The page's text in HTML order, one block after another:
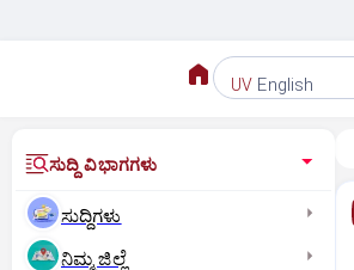
UV English
ಸುದ್ದಿ ವಿಭಾಗಗಳು
ಸುದ್ದಿಗಳು
ನಿಮ್ಮ ಜಿಲ್ಲೆ